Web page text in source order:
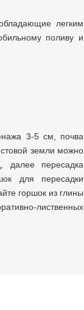
легким
поливу и
3-5 см, почва
земли можно
далее пересадка
для пересадки
горшок из глины
лиственных